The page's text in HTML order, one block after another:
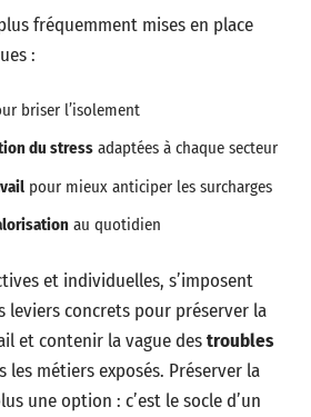
fréquemment mises en place
:
briser l’isolement
du stress adaptées à chaque secteur
pour mieux anticiper les surcharges
au quotidien
et individuelles, s’imposent
leviers concrets pour préserver la
et contenir la vague destroubles
les métiers exposés. Préserver la
une option : c’est le socle d’un